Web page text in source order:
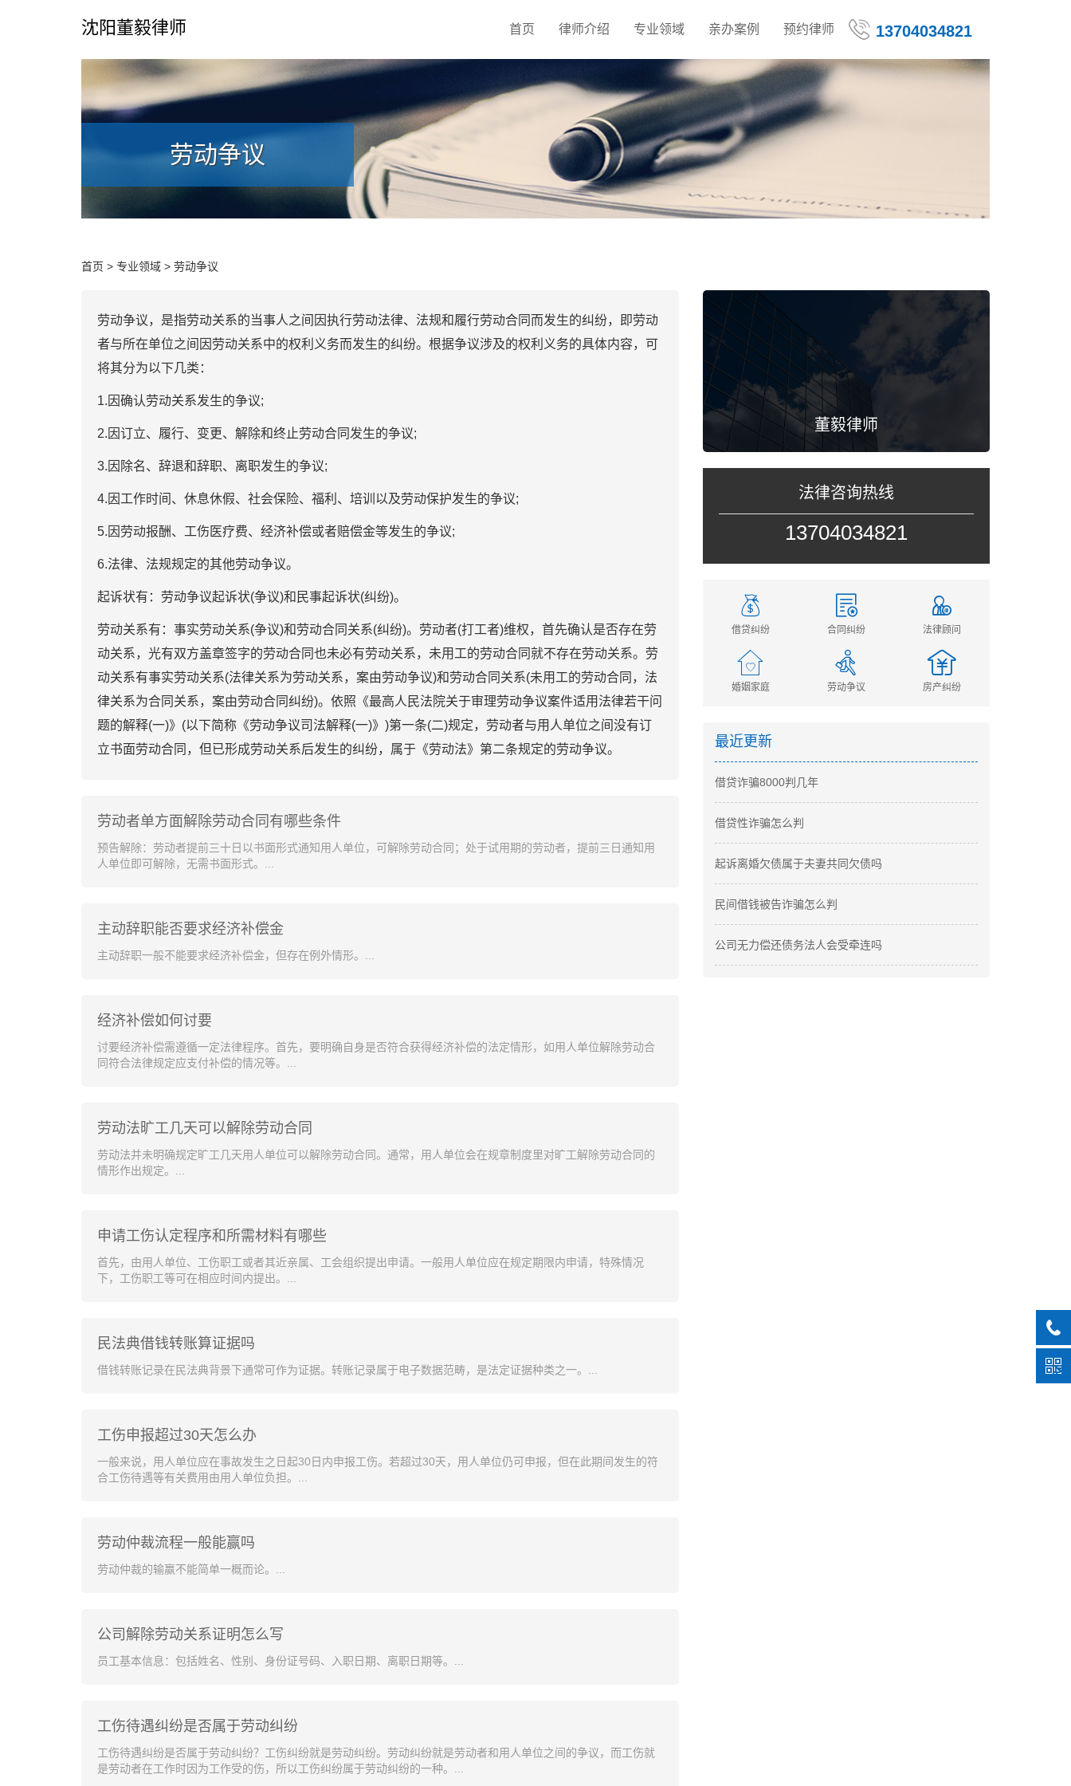
沈阳董毅律师 首页 律师介绍 专业领域 亲办案例 预约律师 13704034821
劳动争议
首页 > 专业领域 > 劳动争议
劳动争议，是指劳动关系的当事人之间因执行劳动法律、法规和履行劳动合同而发生的纠纷，即劳动
者与所在单位之间因劳动关系中的权利义务而发生的纠纷。根据争议涉及的权利义务的具体内容，可
将其分为以下几类：
1.因确认劳动关系发生的争议;
2.因订立、履行、变更、解除和终止劳动合同发生的争议;
3.因除名、辞退和辞职、离职发生的争议;
4.因工作时间、休息休假、社会保险、福利、培训以及劳动保护发生的争议;
5.因劳动报酬、工伤医疗费、经济补偿或者赔偿金等发生的争议;
6.法律、法规规定的其他劳动争议。
起诉状有：劳动争议起诉状(争议)和民事起诉状(纠纷)。
劳动关系有：事实劳动关系(争议)和劳动合同关系(纠纷)。劳动者(打工者)维权，首先确认是否存在劳
动关系，光有双方盖章签字的劳动合同也未必有劳动关系，未用工的劳动合同就不存在劳动关系。劳
动关系有事实劳动关系(法律关系为劳动关系，案由劳动争议)和劳动合同关系(未用工的劳动合同，法
律关系为合同关系，案由劳动合同纠纷)。依照《最高人民法院关于审理劳动争议案件适用法律若干问
题的解释(一)》(以下简称《劳动争议司法解释(一)》)第一条(二)规定，劳动者与用人单位之间没有订
立书面劳动合同，但已形成劳动关系后发生的纠纷，属于《劳动法》第二条规定的劳动争议。
劳动者单方面解除劳动合同有哪些条件
预告解除：劳动者提前三十日以书面形式通知用人单位，可解除劳动合同；处于试用期的劳动者，提前三日通知用
人单位即可解除，无需书面形式。...
主动辞职能否要求经济补偿金
主动辞职一般不能要求经济补偿金，但存在例外情形。...
经济补偿如何讨要
讨要经济补偿需遵循一定法律程序。首先，要明确自身是否符合获得经济补偿的法定情形，如用人单位解除劳动合
同符合法律规定应支付补偿的情况等。...
劳动法旷工几天可以解除劳动合同
劳动法并未明确规定旷工几天用人单位可以解除劳动合同。通常，用人单位会在规章制度里对旷工解除劳动合同的
情形作出规定。...
申请工伤认定程序和所需材料有哪些
首先，由用人单位、工伤职工或者其近亲属、工会组织提出申请。一般用人单位应在规定期限内申请，特殊情况
下，工伤职工等可在相应时间内提出。...
民法典借钱转账算证据吗
借钱转账记录在民法典背景下通常可作为证据。转账记录属于电子数据范畴，是法定证据种类之一。...
工伤申报超过30天怎么办
一般来说，用人单位应在事故发生之日起30日内申报工伤。若超过30天，用人单位仍可申报，但在此期间发生的符
合工伤待遇等有关费用由用人单位负担。...
劳动仲裁流程一般能赢吗
劳动仲裁的输赢不能简单一概而论。...
公司解除劳动关系证明怎么写
员工基本信息：包括姓名、性别、身份证号码、入职日期、离职日期等。...
工伤待遇纠纷是否属于劳动纠纷
工伤待遇纠纷是否属于劳动纠纷？工伤纠纷就是劳动纠纷。劳动纠纷就是劳动者和用人单位之间的争议，而工伤就
是劳动者在工作时因为工作受的伤，所以工伤纠纷属于劳动纠纷的一种。...
董毅律师
法律咨询热线
13704034821
借贷纠纷 合同纠纷 法律顾问
婚姻家庭 劳动争议 房产纠纷
最近更新
借贷诈骗8000判几年
借贷性诈骗怎么判
起诉离婚欠债属于夫妻共同欠债吗
民间借钱被告诈骗怎么判
公司无力偿还债务法人会受牵连吗